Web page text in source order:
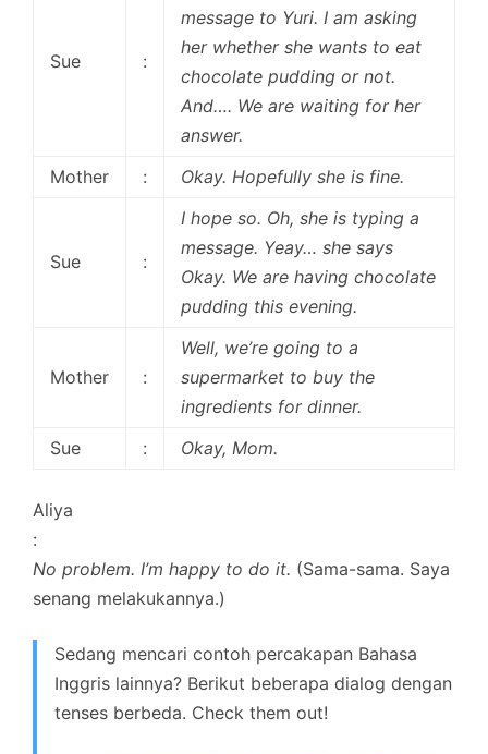
Sue :
message to Yuri. I am asking
her whether she wants to eat
chocolate pudding or not.
And…. We are waiting for her
answer.
Mother
: Okay. Hopefully she is fine.
Sue :
I hope so. Oh, she is typing a
message. Yeay… she says
Okay. We are having chocolate
pudding this evening.
Mother :
Well, we’re going to a
supermarket to buy the
ingredients for dinner.
Sue
: Okay, Mom.
Aliya
:
No problem. I’m happy to do it. (Sama-sama. Saya
senang melakukannya.)
Sedang mencari contoh percakapan Bahasa
Inggris lainnya? Berikut beberapa dialog dengan
tenses berbeda. Check them out!